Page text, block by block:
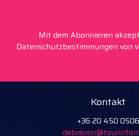
Mit dem Abonnieren
Datenschutzbestimmungen von
Kontakt
+36 20 450 0506